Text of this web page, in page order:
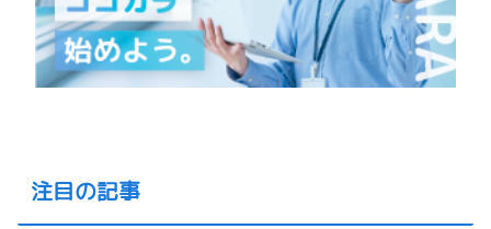
注目の記事